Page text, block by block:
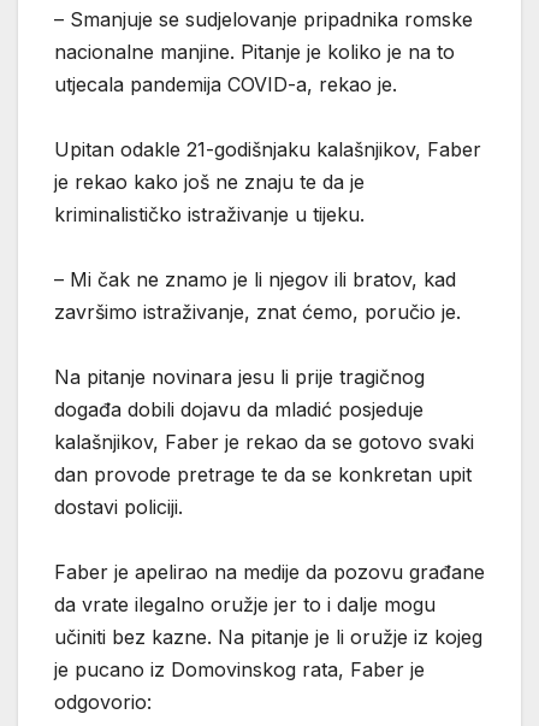
– Smanjuje se sudjelovanje pripadnika romske
nacionalne manjine. Pitanje je koliko je na to
utjecala pandemija COVID-a, rekao je.
Upitan odakle 21-godišnjaku kalašnjikov, Faber
je rekao kako još ne znaju te da je
kriminalističko istraživanje u tijeku.
– Mi čak ne znamo je li njegov ili bratov, kad
završimo istraživanje, znat ćemo, poručio je.
Na pitanje novinara jesu li prije tragičnog
događa dobili dojavu da mladić posjeduje
kalašnjikov, Faber je rekao da se gotovo svaki
dan provode pretrage te da se konkretan upit
dostavi policiji.
Faber je apelirao na medije da pozovu građane
da vrate ilegalno oružje jer to i dalje mogu
učiniti bez kazne. Na pitanje je li oružje iz kojeg
je pucano iz Domovinskog rata, Faber je
odgovorio: